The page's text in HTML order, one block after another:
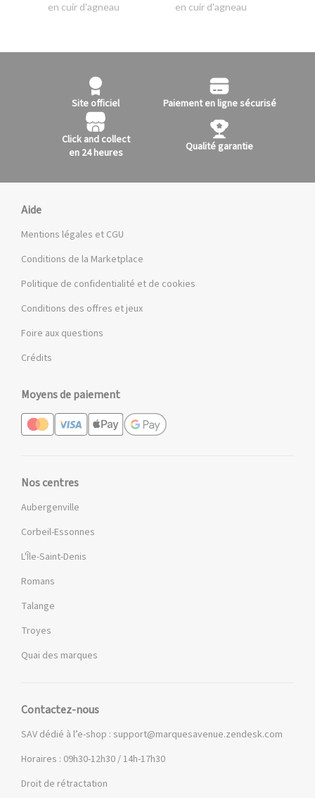
en cuir d'agneau
en cuir d'agneau
Site officiel Paiement en ligne sécurisé
Click and collect
en 24 heures
Qualité garantie
Aide
Mentions légales et CGU
Conditions de la Marketplace
Politique de confidentialité et de cookies
Conditions des offres et jeux
Foire aux questions
Crédits
Moyens de paiement
Nos centres
Aubergenville
Corbeil-Essonnes
L'Île-Saint-Denis
Romans
Talange
Troyes
Quai des marques
Contactez-nous
SAV dédié à l’e-shop : support@marquesavenue.zendesk.com
Horaires : 09h30-12h30 / 14h-17h30
Droit de rétractation